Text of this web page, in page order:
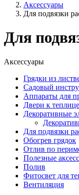
Аксессуары
Для подвязки
Для
Аксессуары
Грядки из
Садовый
Аппараты для
Двери к теплице
Декоративные
Для подвязки
Обогрев грядок
Отлив по
Полезные
Полив
Фитосвет для
Вентиляция